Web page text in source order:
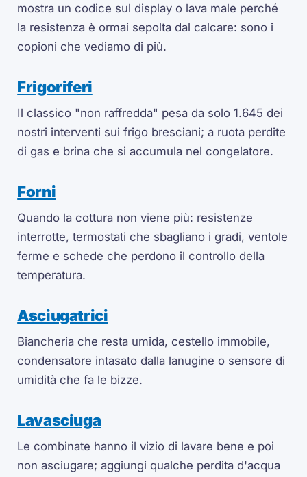
mostra un codice sul display o lava male perché
la resistenza è ormai sepolta dal calcare: sono i
copioni che vediamo di più.
Frigoriferi
Il classico "non raffredda" pesa da solo 1.645 dei
nostri interventi sui frigo bresciani; a ruota perdite
di gas e brina che si accumula nel congelatore.
Forni
Quando la cottura non viene più: resistenze
interrotte, termostati che sbagliano i gradi, ventole
ferme e schede che perdono il controllo della
temperatura.
Asciugatrici
Biancheria che resta umida, cestello immobile,
condensatore intasato dalla lanugine o sensore di
umidità che fa le bizze.
Lavasciuga
Le combinate hanno il vizio di lavare bene e poi
non asciugare; aggiungi qualche perdita d'acqua